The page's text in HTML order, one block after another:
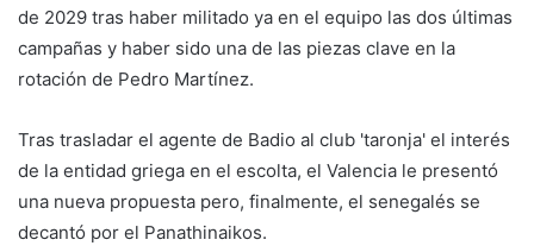
de 2029 tras haber militado ya en el equipo las dos últimas
campañas y haber sido una de las piezas clave en la
rotación de Pedro Martínez.
Tras trasladar el agente de Badio al club 'taronja' el interés
de la entidad griega en el escolta, el Valencia le presentó
una nueva propuesta pero, finalmente, el senegalés se
decantó por el Panathinaikos.